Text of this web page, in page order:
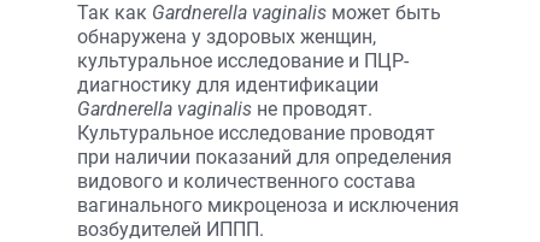
Так как Gardnerella vaginalis может быть
обнаружена у здоровых женщин,
культуральное исследование и ПЦР-
диагностику для идентификации
Gardnerella vaginalis не проводят.
Культуральное исследование проводят
при наличии показаний для определения
видового и количественного состава
вагинального микроценоза и исключения
возбудителей ИППП.